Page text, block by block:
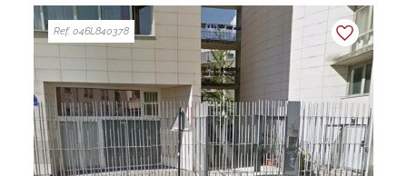
Ref. 046L840378